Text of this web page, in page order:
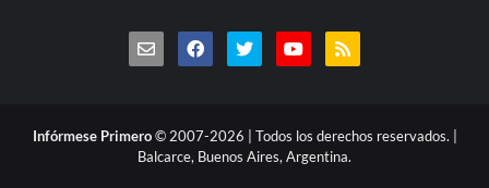
Infórmese Primero© 2007-2026 | Todos los derechos reservados. |
Balcarce, Buenos Aires, Argentina.